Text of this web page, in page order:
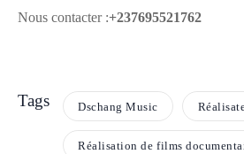
Nous contacter :+237695521762
Tags Dschang Music
Réalisation de films